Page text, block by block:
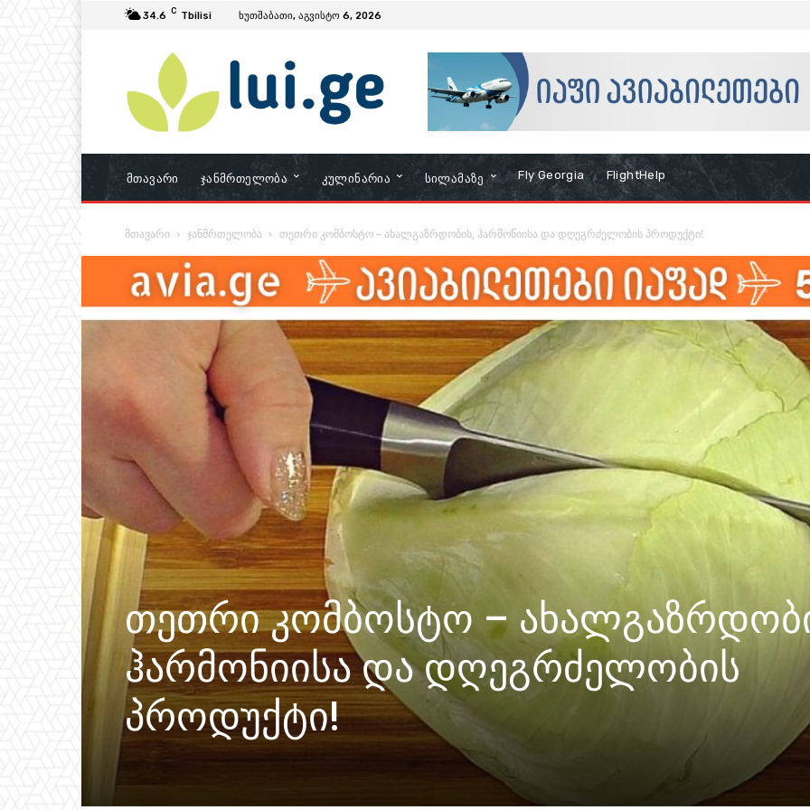
34.6 C Tbilisi ხუთშაბათი, აგვისტო 6, 2026
Მთავარი Ჯანმრთელობა Კულინარია Სილამაზე Fly Georgia FlightHelp
მთავარი ჯანმრთელობა თეთრი კომბოსტო – ახალგაზრდობის, ჰარმონიისა და დღეგრძელობის პროდუქტი!
თეთრი კომბოსტო –
ჰარმონიისა და დღეგრძელობის
პროდუქტი!